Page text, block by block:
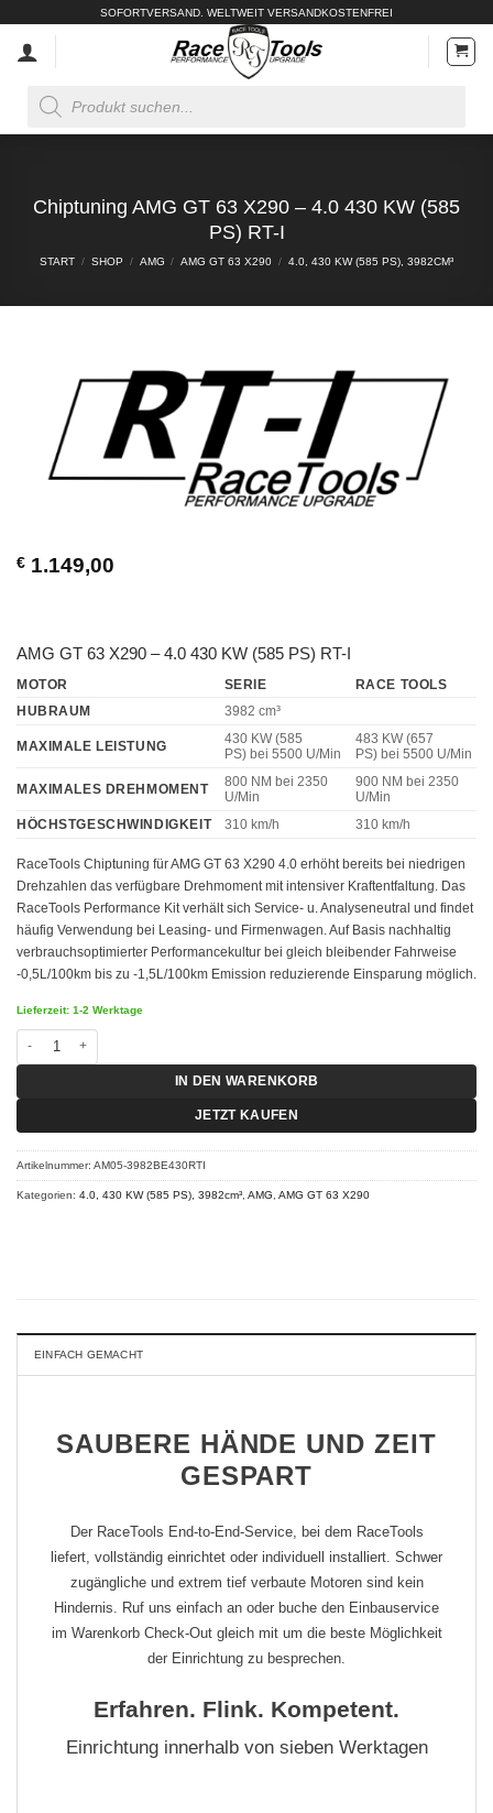
springen
SOFORTVERSAND. WELTWEIT VERSANDKOSTENFREI
search
Chiptuning AMG GT 63 X290 – 4.0 430 KW (585
PS) RT-I
START / SHOP / AMG / AMG GT 63 X290 / 4.0, 430 KW (585 PS), 3982CM³
€ 1.149,00
AMG GT 63 X290 – 4.0 430 KW (585 PS) RT-I
MOTOR SERIE
RACE TOOLS
HUBRAUM
3982 cm³
MAXIMALE LEISTUNG
430 KW (585
PS) bei 5500 U/Min
483 KW (657
PS) bei 5500 U/Min
MAXIMALES DREHMOMENT
800 NM bei 2350
U/Min
900 NM bei 2350
U/Min
HÖCHSTGESCHWINDIGKEIT 310 km/h 310 km/h
RaceTools Chiptuning für AMG GT 63 X290 4.0 erhöht bereits bei niedrigen
Drehzahlen das verfügbare Drehmoment mit intensiver Kraftentfaltung. Das
RaceTools Performance Kit verhält sich Service- u. Analyseneutral und findet
häufig Verwendung bei Leasing- und Firmenwagen. Auf Basis nachhaltig
verbrauchsoptimierter Performancekultur bei gleich bleibender Fahrweise
-0,5L/100km bis zu -1,5L/100km Emission reduzierende Einsparung möglich.
Lieferzeit: 1-2 Werktage
Chiptuning AMG GT 63 X290 - 4.0 430 KW (585 PS) RT-I Menge
IN DEN WARENKORB
JETZT KAUFEN
Artikelnummer: AM05-3982BE430RTI
Kategorien: 4.0, 430 KW (585 PS), 3982cm³, AMG, AMG GT 63 X290
EINFACH GEMACHT
SAUBERE HÄNDE UND ZEIT
GESPART
Der RaceTools End-to-End-Service, bei dem RaceTools
liefert, vollständig einrichtet oder individuell installiert. Schwer
zugängliche und extrem tief verbaute Motoren sind kein
Hindernis. Ruf uns einfach an oder buche den Einbauservice
im Warenkorb Check-Out gleich mit um die beste Möglichkeit
der Einrichtung zu besprechen.
Erfahren. Flink. Kompetent.
Einrichtung innerhalb von sieben Werktagen